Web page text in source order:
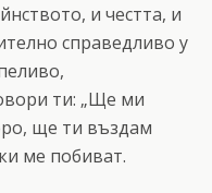
и честта, и
справедливо у
ти: „Ще ми
ще ти въздам
ме побиват.